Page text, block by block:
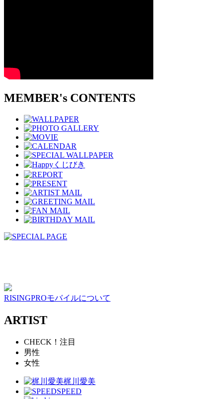
MEMBER's CONTENTS
RISINGPROモバイルについて
ARTIST
CHECK！注目
男性
女性
梶川愛美
SPEED